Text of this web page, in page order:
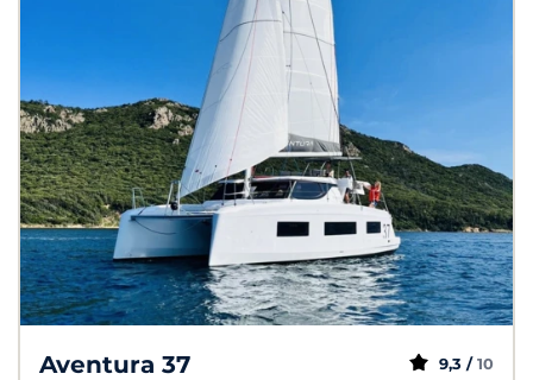
Aventura 37 9,3 / 10